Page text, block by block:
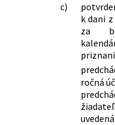
c)
k dani
za
ročná